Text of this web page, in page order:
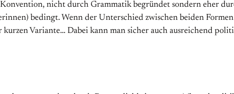
nicht durch Grammatik begründet sondern eher
bedingt. Wenn der Unterschied zwischen beiden
Variante… Dabei kann man sicher auch ausreichend